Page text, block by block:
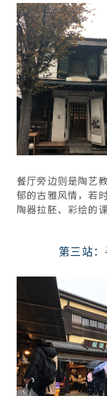
餐厅旁边则是陶艺
郁的古雅风情，若
陶器拉胚、彩绘的课
第三站